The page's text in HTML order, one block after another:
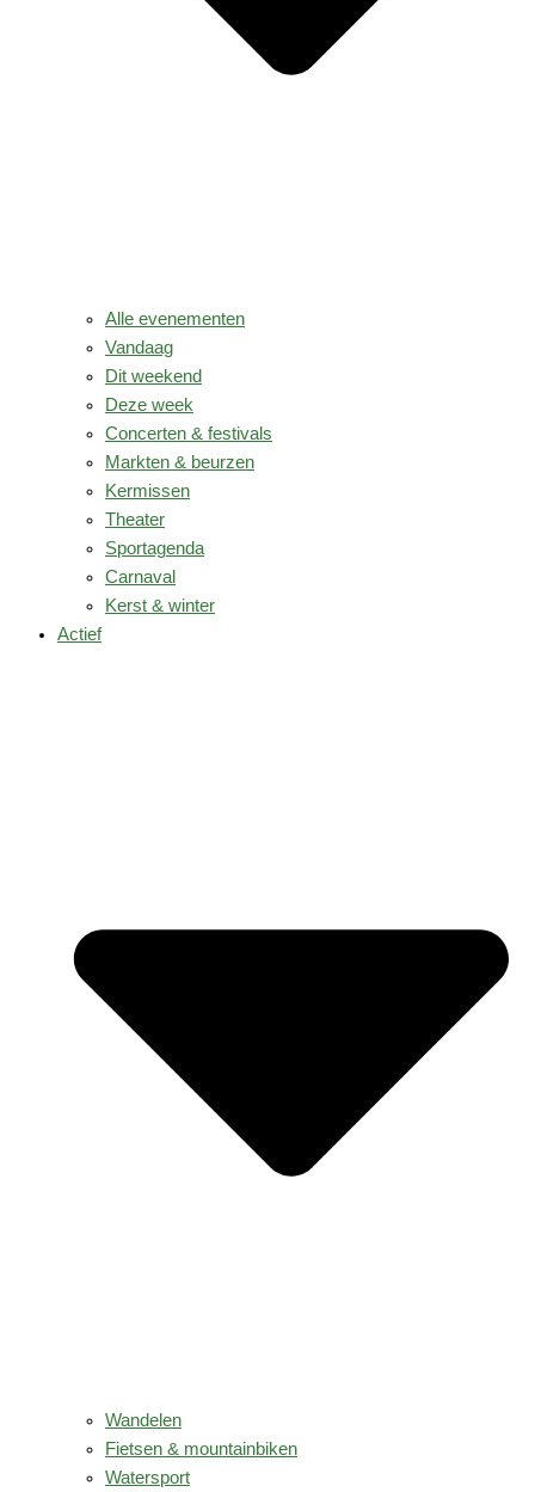
Alle evenementen
Vandaag
Dit weekend
Deze week
Concerten & festivals
Markten & beurzen
Kermissen
Theater
Sportagenda
Carnaval
Kerst & winter
Actief
Wandelen
Fietsen & mountainbiken
Watersport